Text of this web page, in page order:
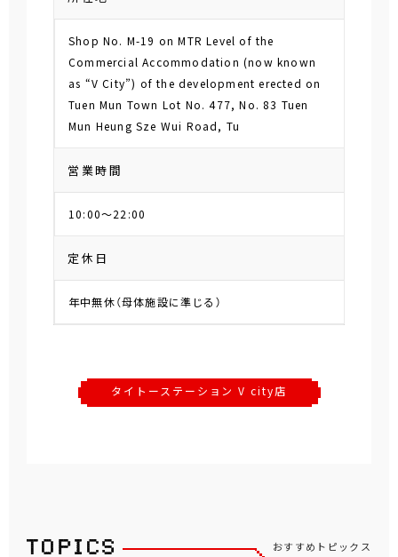
Shop No. M-19 on MTR Level of the
Commercial Accommodation (now known
as “V City”) of the development erected on
Tuen Mun Town Lot No. 477, No. 83 Tuen
Mun Heung Sze Wui Road, Tu
営業時間
10:00～22:00
定休日
年中無休（母体施設に準じる）
タイトーステーション V city店
おすすめトピックス